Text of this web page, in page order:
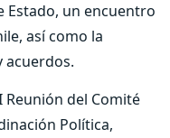
Estado, un encuentro
así como la
acuerdos.
Reunión del Comité
Política,